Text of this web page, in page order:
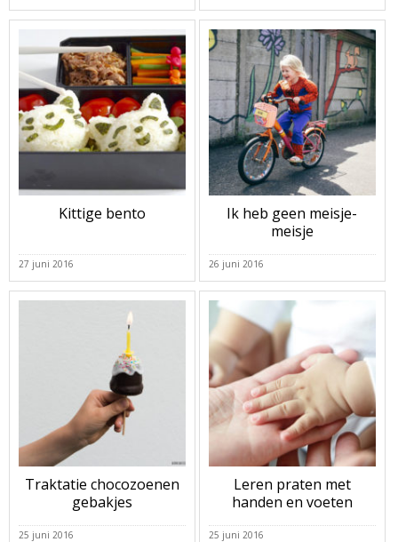
Kittige bento
27 juni 2016
Ik heb geen meisje-
meisje
26 juni 2016
Traktatie chocozoenen
gebakjes
25 juni 2016
Leren praten met
handen en voeten
25 juni 2016